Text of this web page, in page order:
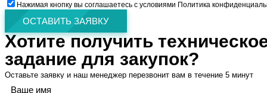
Нажимая кнопку вы соглашаетесь с условиями Политика
ОСТАВИТЬ ЗАЯВКУ
Хотите получить
задание для закупок?
Оставьте заявку и наш менеджер перезвонит вам в течение 5 минут